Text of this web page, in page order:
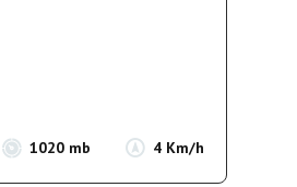
1020 mb 4 Km/h